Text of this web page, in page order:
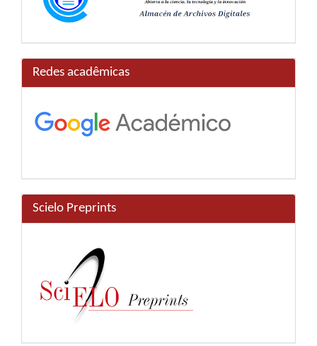
Redes acadêmicas
Scielo Preprints